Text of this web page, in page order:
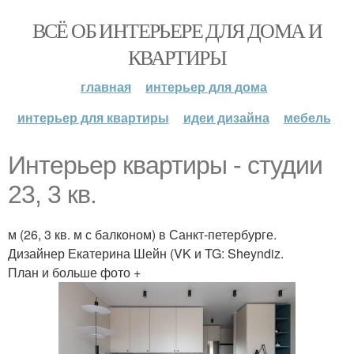
ВСЁ ОБ ИНТЕРЬЕРЕ ДЛЯ ДОМА И
КВАРТИРЫ
главная
интерьер для дома
интерьер для квартиры
идеи дизайна мебель
Интерьер квартиры - студии
23, 3 кв.
м (26, 3 кв. м с балконом) в Санкт-петербурге.
Дизайнер Екатерина Шейн (VK и TG: Sheyndiz.
План и больше фото +